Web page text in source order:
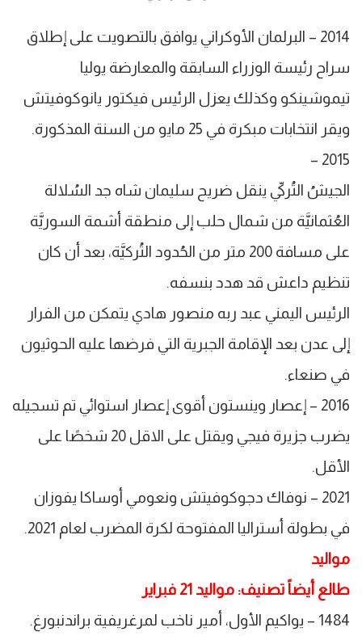
2014 – البرلمان الأوكراني يوافق بالتصويت على إطلاق
سراح رئيسة الوزراء السابقة والمعارضة يوليا
تيموشينكو وكذلك يعزل الرئيس فيكتور يانوكوفيتش
ويقر انتخابات مبكرة في 25 مايو من السنة المذكورة.
2015 –
الجيشُ التُركيّ ينقل ضريح سليمان شاه جد السُلالة
العُثمانيَّة من شمال حلب إلى منطقة أشمة السوريَّة
على مسافة 200 متر من الحُدود التُركيَّة، بعد أن كان
تنظيم داعش قد هدد بنسفه.
الرئيس اليمني عبد ربه منصور هادي يتمكن من الفرار
إلى عدن بعد الإقامة الجبرية التي فرضها عليه الحوثيون
في صنعاء.
2016 – إعصار وينستون أقوى إعصار استوائي تم تسجيله
يضرب جزيرة فيجي ويقتل على الاقل 20 شخصًا على
الأقل.
2021 – نوفاك دجوكوفيتش ونعومي أوساكا يفوزان
في بطولة أستراليا المفتوحة لكرة المضرب لعام 2021.
مواليد
طالع أيضاً تصنيف: مواليد 21 فبراير
1484 – يواكيم الأول، أمير ناخب لمرغريفية براندنبورغ.